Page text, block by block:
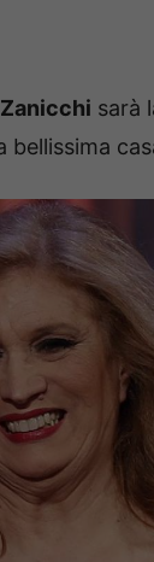
sarà
bellissima